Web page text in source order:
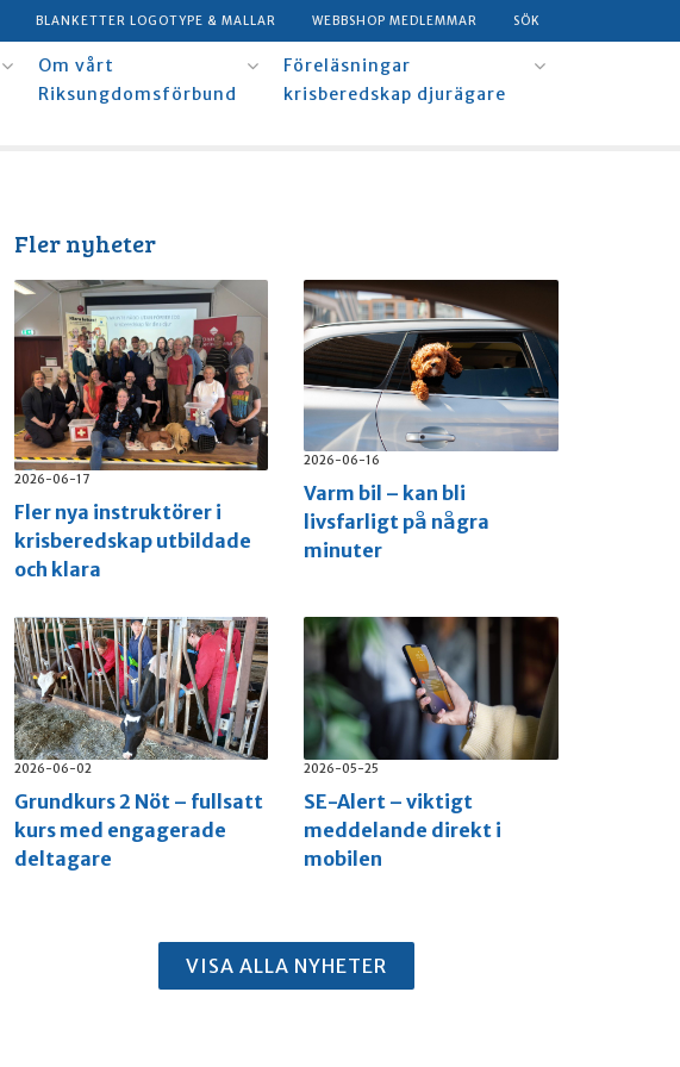
BLANKETTER LOGOTYPE & MALLAR WEBBSHOP MEDLEMMAR SÖK
Om vårt
Riksungdomsförbund
Föreläsningar
krisberedskap djurägare
Fler nyheter
2026-06-17
Fler nya instruktörer i
krisberedskap utbildade
och klara
2026-06-16
Varm bil – kan bli
livsfarligt på några
minuter
2026-06-02
Grundkurs 2 Nöt – fullsatt
kurs med engagerade
deltagare
2026-05-25
SE-Alert – viktigt
meddelande direkt i
mobilen
VISA ALLA NYHETER